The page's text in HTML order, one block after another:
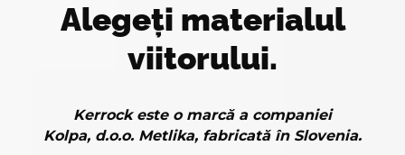
Alegeți materialul
viitorului.
Kerrock este o marcă a companiei
Kolpa, d.o.o. Metlika, fabricată în Slovenia.